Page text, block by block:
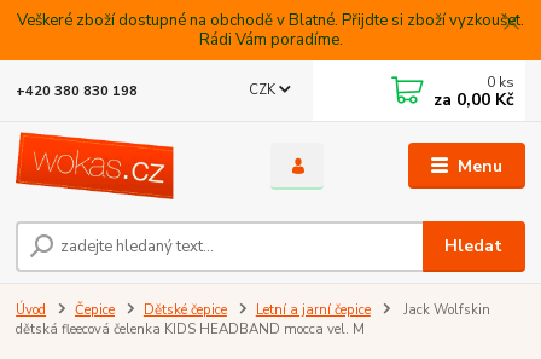
Veškeré zboží dostupné na obchodě v Blatné. Přijdte si zboží vyzkoušet.
Rádi Vám poradíme.
Menu
CZK
Hledat
+420 380 830 198 0 ks
za 0,00 Kč
Úvod Čepice Dětské čepice Letní a jarní čepice
Jack Wolfskin
dětská fleecová čelenka KIDS HEADBAND mocca vel. M